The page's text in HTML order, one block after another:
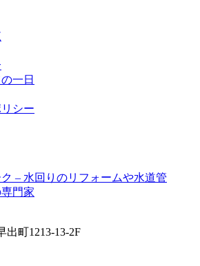
一日
シー
出町1213-13-2F